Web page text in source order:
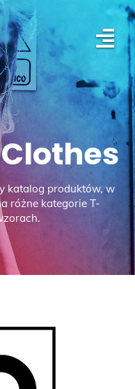
katalog produktów, w
różne kategorie T-